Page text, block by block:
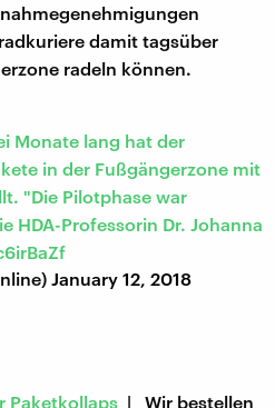
damit tagsüber
radeln können.
Monate lang hat der
in der Fußgängerzone mit
"Die Pilotphase war
HDA-Professorin Dr. Johanna
January 12, 2018
Paketkollaps | Wir bestellen